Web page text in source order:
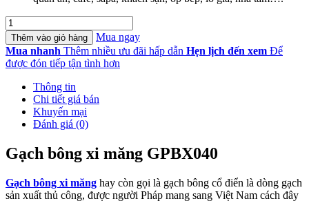
Gạch
bông
xi
măng
GPBX040
lượng
Thêm vào giỏ hàng
Mua ngay
Mua nhanh Thêm nhiều ưu đãi hấp dẫn Hẹn lịch đến xem Để
được đón tiếp tận tình hơn
Thông tin
Chi tiết giá bán
Khuyến mại
Đánh giá (0)
Gạch bông xi măng GPBX040
Gạch bông xi măng hay còn gọi là gạch bông cổ điển là dòng gạch
sản xuất thủ công, được người Pháp mang sang Việt Nam cách đây